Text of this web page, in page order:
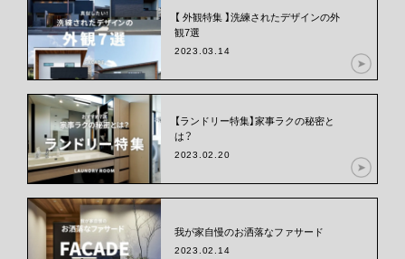
【 外観特集 】洗練されたデザインの外
観7選
2023.03.14
【ランドリー特集】家事ラクの秘密と
は？
2023.02.20
我が家自慢のお洒落なファサード
2023.02.14